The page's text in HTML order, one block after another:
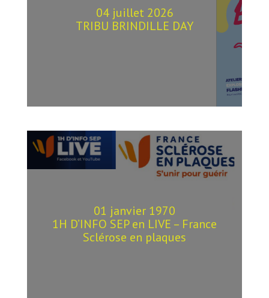
04 juillet 2026
TRIBU BRINDILLE DAY
01 janvier 1970
1H D’INFO SEP en LIVE – France
Sclérose en plaques